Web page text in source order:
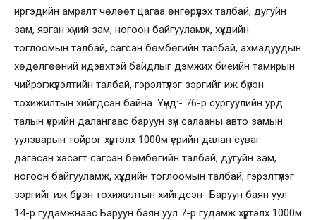
иргэдийн амралт чөлөөт цагаа өнгөрүүлэх талбай, дугуйн
зам, явган хүний зам, ногоон байгууламж, хүүхдийн
тоглоомын талбай, сагсан бөмбөгийн талбай, ахмадуудын
хөдөлгөөний идэвхтэй байдлыг дэмжих биеийн тамирын
чийрэгжүүлэлтийн талбай, гэрэлтүүлэг зэргийг иж бүрэн
тохижилтын хийгдсэн байна. Үүнд:- 76-р сургуулийн урд
талын үерийн далангаас баруун зүүн салааны авто замын
уулзварын тойрог хүртэлх 1000м үерийн далан суваг
дагасан хэсэгт сагсан бөмбөгийн талбай, дугуйн зам,
ногоон байгууламж, хүүхдийн тоглоомын талбай, гэрэлтүүлэг
зэргийг иж бүрэн тохижилтын хийгдсэн- Баруун баян уул
14-р гудамжнаас Баруун баян уул 7-р гудамж хүртэлх 1000м